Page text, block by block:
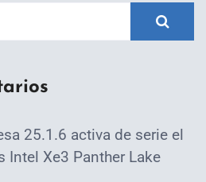
25.1.6 activa de serie el
Intel Xe3 Panther Lake